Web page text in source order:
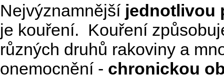
Nejvýznamnější jednotlivou
je kouření. Kouření
různých druhů rakoviny a
onemocnění - chronickou